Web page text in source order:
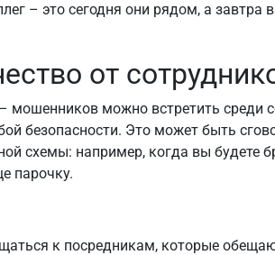
– это сегодня они рядом, а завтра
от
мошенников можно встретить среди
безопасности. Это может быть
схемы: например, когда вы будете
парочку.
к посредникам, которые